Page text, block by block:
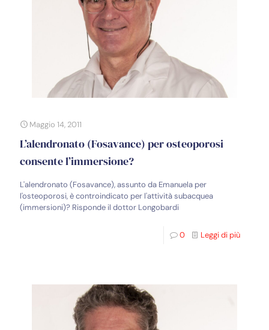
Maggio 14, 2011
L’alendronato (Fosavance) per osteoporosi
consente l’immersione?
L'alendronato (Fosavance), assunto da Emanuela per
l'osteoporosi, è controindicato per l'attività subacquea
(immersioni)? Risponde il dottor Longobardi
0 Leggi di più